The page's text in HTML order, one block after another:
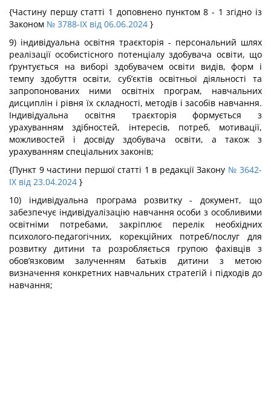
{Частину першу статті 1 доповнено пунктом 8 - 1 згідно із
Законом № 3788-IX від 06.06.2024 }
9) індивідуальна освітня траєкторія - персональний шлях
реалізації особистісного потенціалу здобувача освіти, що
ґрунтується на виборі здобувачем освіти видів, форм і
темпу здобуття освіти, суб’єктів освітньої діяльності та
запропонованих ними освітніх програм, навчальних
дисциплін і рівня їх складності, методів і засобів навчання.
Індивідуальна освітня траєкторія формується з
урахуванням здібностей, інтересів, потреб, мотивації,
можливостей і досвіду здобувача освіти, а також з
урахуванням спеціальних законів;
{Пункт 9 частини першої статті 1 в редакції Закону № 3642-
IX від 23.04.2024 }
10) індивідуальна програма розвитку - документ, що
забезпечує індивідуалізацію навчання особи з особливими
освітніми потребами, закріплює перелік необхідних
психолого-педагогічних, корекційних потреб/послуг для
розвитку дитини та розробляється групою фахівців з
обов’язковим залученням батьків дитини з метою
визначення конкретних навчальних стратегій і підходів до
навчання;